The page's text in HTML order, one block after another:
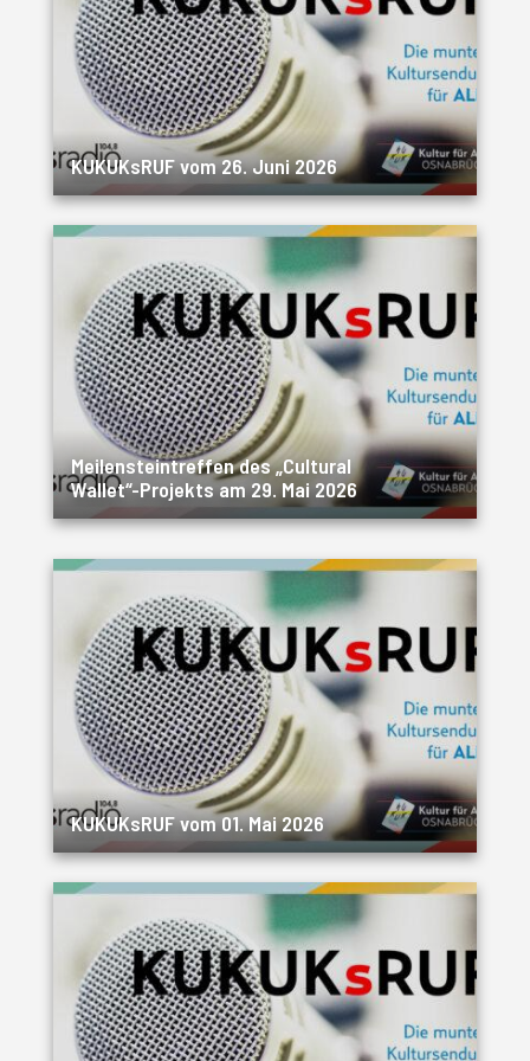
KUKUKsRUF vom 26. Juni 2026
Meilensteintreffen des „Cultural
Wallet“-Projekts am 29. Mai 2026
KUKUKsRUF vom 01. Mai 2026